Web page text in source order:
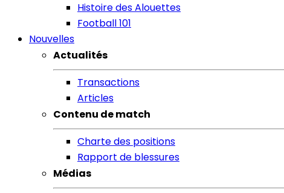
Histoire des Alouettes
Football 101
Nouvelles
Actualités
Transactions
Articles
Contenu de match
Charte des positions
Rapport de blessures
Médias